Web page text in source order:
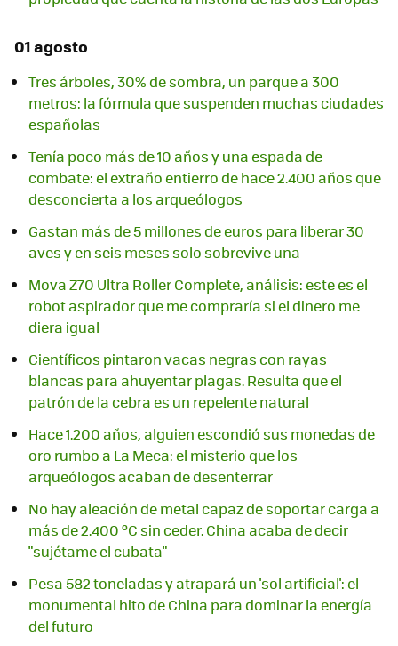
01 agosto
Tres árboles, 30% de sombra, un parque a 300
metros: la fórmula que suspenden muchas ciudades
españolas
Tenía poco más de 10 años y una espada de
combate: el extraño entierro de hace 2.400 años que
desconcierta a los arqueólogos
Gastan más de 5 millones de euros para liberar 30
aves y en seis meses solo sobrevive una
Mova Z70 Ultra Roller Complete, análisis: este es el
robot aspirador que me compraría si el dinero me
diera igual
Científicos pintaron vacas negras con rayas
blancas para ahuyentar plagas. Resulta que el
patrón de la cebra es un repelente natural
Hace 1.200 años, alguien escondió sus monedas de
oro rumbo a La Meca: el misterio que los
arqueólogos acaban de desenterrar
No hay aleación de metal capaz de soportar carga a
más de 2.400 ºC sin ceder. China acaba de decir
"sujétame el cubata"
Pesa 582 toneladas y atrapará un 'sol artificial': el
monumental hito de China para dominar la energía
del futuro